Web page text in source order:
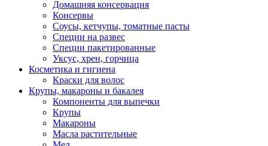
Домашняя консервация
Консервы
Соусы, кетчупы, томатные пасты
Специи на развес
Специи пакетированные
Уксус, хрен, горчица
Косметика и гигиена
Краски для волос
Крупы, макароны и бакалея
Компоненты для выпечки
Крупы
Макароны
Масла растительные